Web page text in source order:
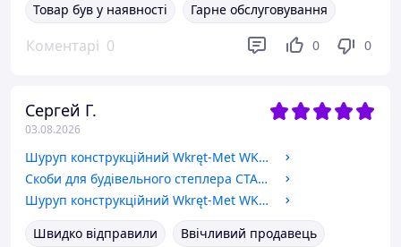
Товар був у наявності
Гарне обслуговування
Коментарі 0 0 0
Сергей Г.
03.08.2026
Шуруп конструкційний Wkręt-Met WKCP-06050 6x50 мм 100 шт.
Скоби для будівельного степлера СТАЛЬ тип53 10ммх1000шт
Шуруп конструкційний Wkręt-Met WKCP-08100 8x100 мм
Швидко відправили
Ввічливий продавець